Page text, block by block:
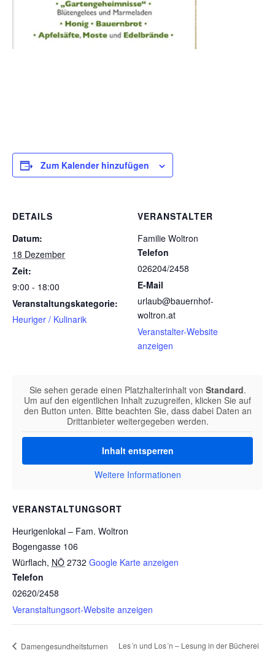
Zum Kalender hinzufügen
DETAILS
Datum:
18 Dezember
Zeit:
9:00 - 18:00
Veranstaltungskategorie:
Heuriger / Kulinarik
VERANSTALTER
Familie Woltron
Telefon
026204/2458
E-Mail
urlaub@bauernhof-
woltron.at
Veranstalter-Website
anzeigen
VERANSTALTUNGSORT
Heurigenlokal – Fam. Woltron
Bogengasse 106
Würflach, NÖ 2732 Google Karte anzeigen
Telefon
02620/2458
Veranstaltungsort-Website anzeigen
Sie sehen gerade einen Platzhalterinhalt von Standard.
Um auf den eigentlichen Inhalt zuzugreifen, klicken Sie auf
den Button unten. Bitte beachten Sie, dass dabei Daten an
Drittanbieter weitergegeben werden.
Inhalt entsperren
Weitere Informationen
Damengesundheitsturnen Les´n und Los´n – Lesung in der Bücherei